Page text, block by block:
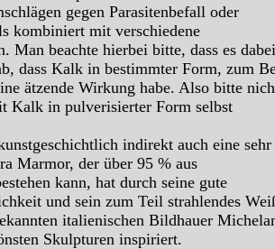
gegen Parasitenbefall oder
kombiniert mit verschiedene
Man beachte hierbei bitte, dass es
dass Kalk in bestimmter Form, zum
ätzende Wirkung habe. Also bitte
Kalk in pulverisierter Form selbst
indirekt auch eine sehr
Marmor, der über 95 % aus
kann, hat durch seine gute
und sein zum Teil strahlendes
italienischen Bildhauer
Skulpturen inspiriert.